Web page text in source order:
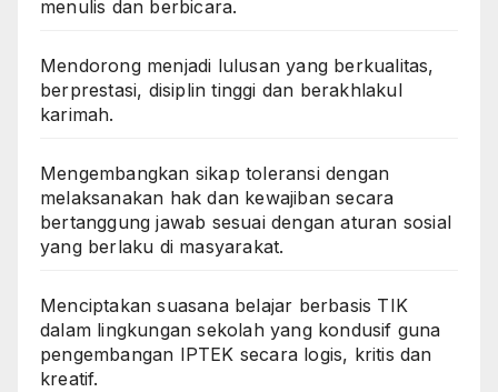
menulis dan berbicara.
Mendorong menjadi lulusan yang berkualitas,
berprestasi, disiplin tinggi dan berakhlakul
karimah.
Mengembangkan sikap toleransi dengan
melaksanakan hak dan kewajiban secara
bertanggung jawab sesuai dengan aturan sosial
yang berlaku di masyarakat.
Menciptakan suasana belajar berbasis TIK
dalam lingkungan sekolah yang kondusif guna
pengembangan IPTEK secara logis, kritis dan
kreatif.